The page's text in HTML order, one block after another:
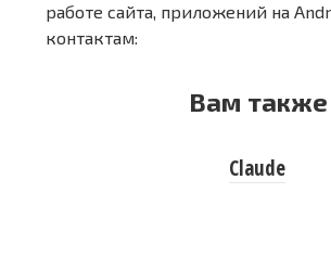
работе сайта, приложений на
контактам:
Вам
Claude